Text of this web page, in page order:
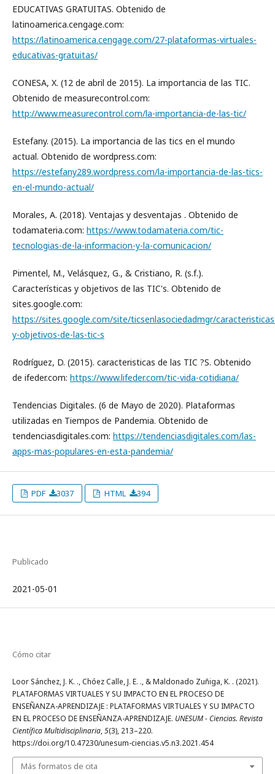
EDUCATIVAS GRATUITAS. Obtenido de
latinoamerica.cengage.com:
https://latinoamerica.cengage.com/27-plataformas-virtuales-
educativas-gratuitas/
CONESA, X. (12 de abril de 2015). La importancia de las TIC.
Obtenido de measurecontrol.com:
http://www.measurecontrol.com/la-importancia-de-las-tic/
Estefany. (2015). La importancia de las tics en el mundo
actual. Obtenido de wordpress.com:
https://estefany289.wordpress.com/la-importancia-de-las-tics-
en-el-mundo-actual/
Morales, A. (2018). Ventajas y desventajas . Obtenido de
todamateria.com: https://www.todamateria.com/tic-
tecnologias-de-la-informacion-y-la-comunicacion/
Pimentel, M., Velásquez, G., & Cristiano, R. (s.f.).
Características y objetivos de las TIC's. Obtenido de
sites.google.com:
https://sites.google.com/site/ticsenlasociedadmgr/
y-objetivos-de-las-tic-s
Rodríguez, D. (2015). caracteristicas de las TIC ?S. Obtenido
de ifeder.com: https://www.lifeder.com/tic-vida-cotidiana/
Tendencias Digitales. (6 de Mayo de 2020). Plataformas
utilizadas en Tiempos de Pandemia. Obtenido de
tendenciasdigitales.com: https://tendenciasdigitales.com/las-
apps-mas-populares-en-esta-pandemia/
PDF 3037 HTML 394
Publicado
2021-05-01
Cómo citar
Loor Sánchez, J. K. ., Chóez Calle, J. E. ., & Maldonado Zuñiga, K. . (2021).
PLATAFORMAS VIRTUALES Y SU IMPACTO EN EL PROCESO DE
ENSEÑANZA-APRENDIZAJE : PLATAFORMAS VIRTUALES Y SU IMPACTO
EN EL PROCESO DE ENSEÑANZA-APRENDIZAJE. UNESUM - Ciencias. Revista
Científica Multidisciplinaria,5(3), 213–220.
https://doi.org/10.47230/unesum-ciencias.v5.n3.2021.454
Más formatos de cita